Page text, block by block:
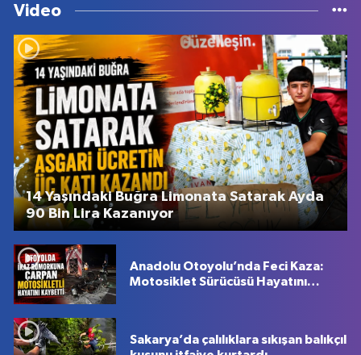
Video
14 Yaşındaki Buğra Limonata Satarak Ayda
90 Bin Lira Kazanıyor
Anadolu Otoyolu’nda Feci Kaza:
Motosiklet Sürücüsü Hayatını
Sakarya’da çalılıklara sıkışan balıkçıl